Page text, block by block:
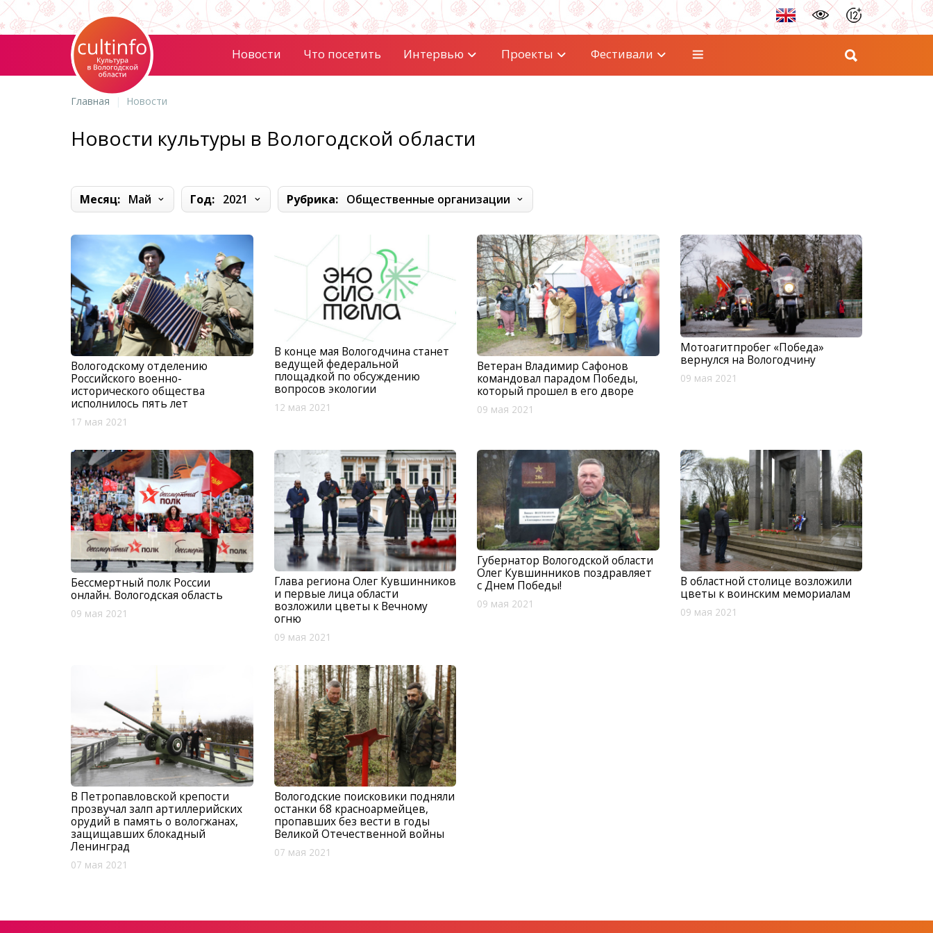
Новости Что посетить Интервью Проекты Фестивали
Главная Новости
Новости культуры в Вологодской области
Месяц: Май Год: 2021 Рубрика: Общественные организации
Вологодскому отделению
Российского военно-
исторического общества
исполнилось пять лет
17 мая 2021
В конце мая Вологодчина станет
ведущей федеральной
площадкой по обсуждению
вопросов экологии
12 мая 2021
Ветеран Владимир Сафонов
командовал парадом Победы,
который прошел в его дворе
09 мая 2021
Мотоагитпробег «Победа»
вернулся на Вологодчину
09 мая 2021
Бессмертный полк России
онлайн. Вологодская область
09 мая 2021
Глава региона Олег Кувшинников
и первые лица области
возложили цветы к Вечному
огню
09 мая 2021
Губернатор Вологодской области
Олег Кувшинников поздравляет
с Днем Победы!
09 мая 2021
В областной столице возложили
цветы к воинским мемориалам
09 мая 2021
В Петропавловской крепости
прозвучал залп артиллерийских
орудий в память о вологжанах,
защищавших блокадный
Ленинград
07 мая 2021
Вологодские поисковики подняли
останки 68 красноармейцев,
пропавших без вести в годы
Великой Отечественной войны
07 мая 2021